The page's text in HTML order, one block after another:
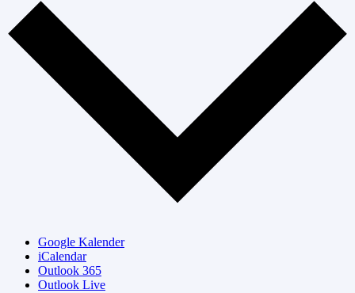
Google Kalender
iCalendar
Outlook 365
Outlook Live